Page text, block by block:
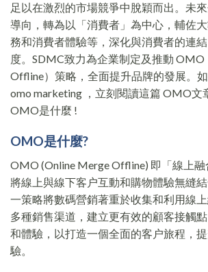
足以在激烈的市場競爭中脫穎而出。未
導向，轉為以「消費者」為中心，輔佐
務和消費者體驗等，深化與消費者的連
度。SDMC致力為企業制定及推動 OMO
Offline）策略，全面提升品牌的發展。
omo marketing ，立刻閱讀這篇 OMO文
OMO是什麼 !
OMO是什麼?
OMO (Online Merge Offline) 即「線上
將線上與線下客户互動和購物體驗無縫
一策略將數碼營銷著重於收集和利用線
多種銷售渠道，建立更有效的顧客接觸
和體驗，以打造一個全面的客户旅程，
驗。